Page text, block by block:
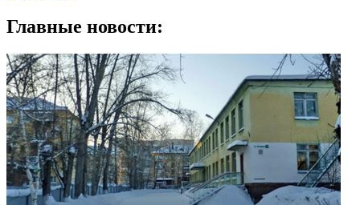
Главные новости: